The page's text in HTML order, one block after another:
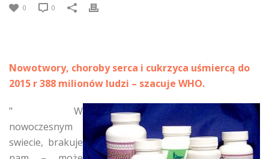
0 0
Nowotwory, choroby serca i cukrzyca uśmiercą do
2015 r 388 milionów ludzi – szacuje WHO.
" W
nowoczesnym
swiecie, brakuje